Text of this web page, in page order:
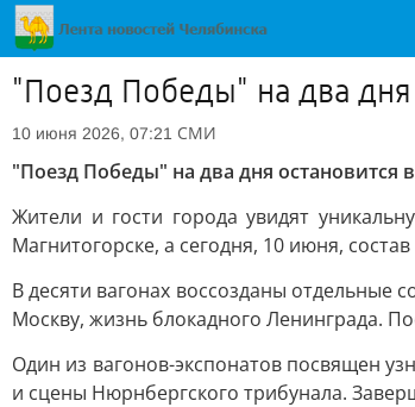
"Поезд Победы" на два дня
10 июня 2026, 07:21 СМИ
"Поезд Победы" на два дня остановится
Жители и гости города увидят
Магнитогорске, а сегодня, 10 июня,
В десяти вагонах воссозданы отдельные
Москву, жизнь блокадного Ленинграда.
Один из вагонов-экспонатов посвящен
и сцены Нюрнбергского трибунала.